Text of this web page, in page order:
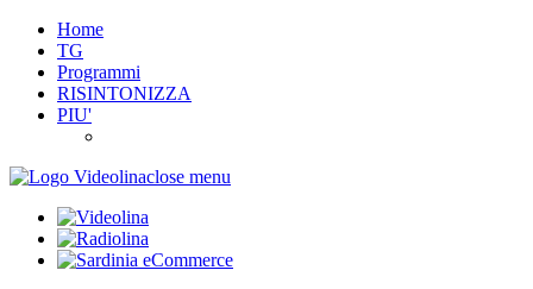
Home
TG
Programmi
RISINTONIZZA
PIU'
close menu